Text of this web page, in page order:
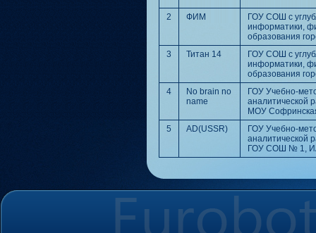
2 ФИМ
ГОУ СОШ с
информатики,
образования
3
Титан 14
ГОУ СОШ с
информатики,
образования
4
No brain no
name
ГОУ Учебно-
аналитической
МОУ
5
AD(USSR)
ГОУ Учебно-
аналитической
ГОУ СОШ № 1,